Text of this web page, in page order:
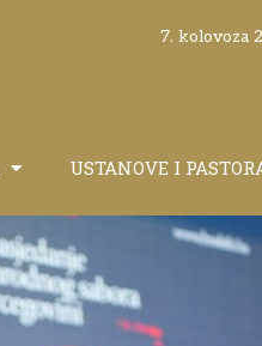
7. kolovoza
USTANOVE I